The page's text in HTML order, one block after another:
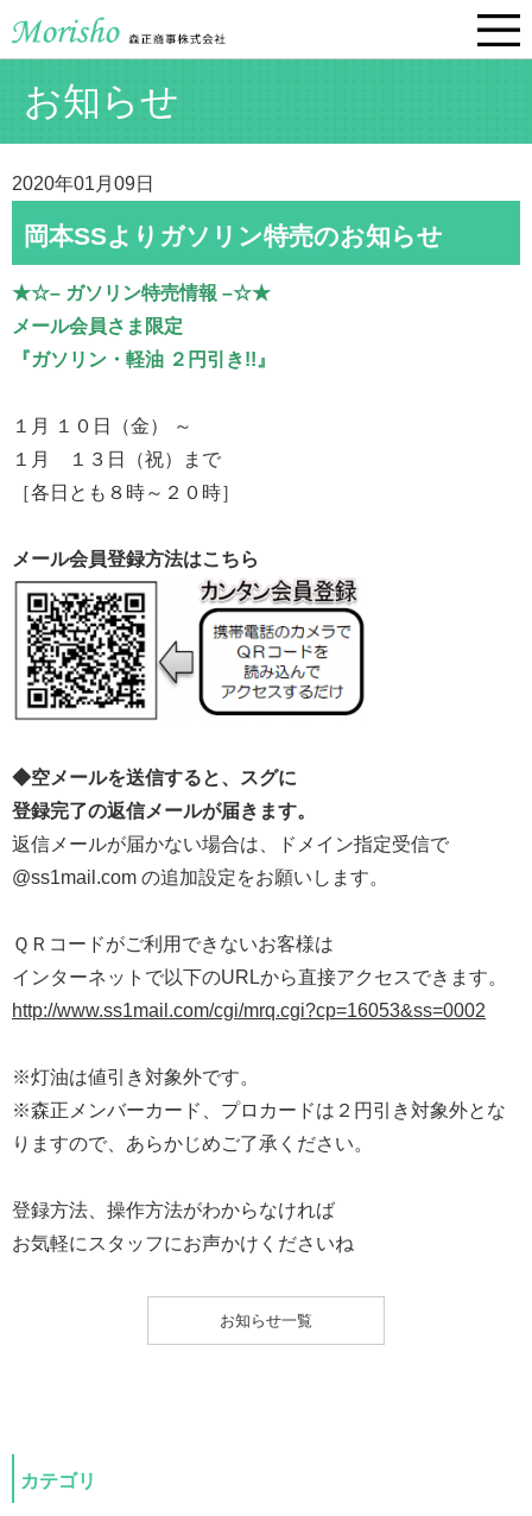
お知らせ
2020年01月09日
岡本SSよりガソリン特売のお知らせ
★☆– ガソリン特売情報 –☆★
メール会員さま限定
『ガソリン・軽油 ２円引き!!』
１月 １０日（金） ～
１月 １３日（祝）まで
［各日とも８時～２０時］
メール会員登録方法はこちら
◆空メールを送信すると、スグに
登録完了の返信メールが届きます。
返信メールが届かない場合は、ドメイン指定受信で
@ss1mail.com の追加設定をお願いします。
ＱＲコードがご利用できないお客様は
インターネットで以下のURLから直接アクセスできます。
http://www.ss1mail.com/cgi/mrq.cgi?cp=16053&ss=0002
※灯油は値引き対象外です。
※森正メンバーカード、プロカードは２円引き対象外とな
りますので、あらかじめご了承ください。
登録方法、操作方法がわからなければ
お気軽にスタッフにお声かけくださいね
お知らせ一覧
カテゴリ